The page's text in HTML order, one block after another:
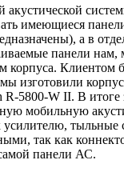
акустической
имеющиеся
а в
панели нам,
корпуса.
изготовили
5800-W II. В итоге
мобильную
тыльные
так как
панели АС.